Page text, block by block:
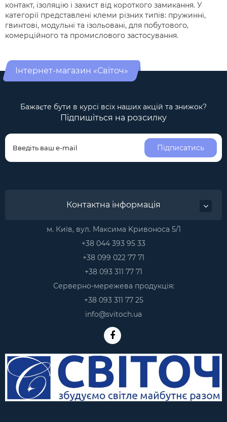
контакт, ізоляцію і захист від короткого замикання. У
категорії представлені клеми різних типів: пружинні,
гвинтові, модульні та ізольовані, для побутового,
комерційного та промислового застосування.
Інтернет-магазин «Світоч»
Бажаєте бути в курсі всіх наших акцій та знижок?
Підпишіться на розсилку
Підписатись
Контактна інформація
м. Київ, вул. Максима Kривоноса 5/1
+38 044 393 95 33
+38 099 022 77 71
+38 093 311 77 71
Серверно-мережева продукція:
+38 093 311 77 25
info@svitoch.ua